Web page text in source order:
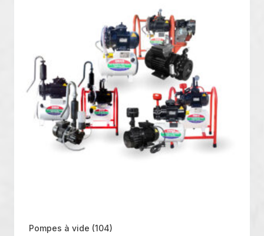
Pompes à vide (104)